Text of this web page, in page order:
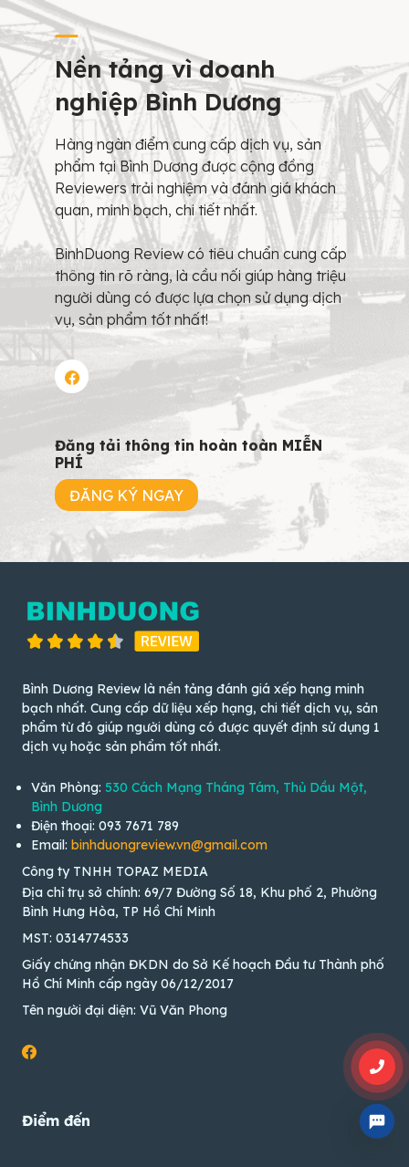
Nền tảng vì doanh
nghiệp Bình Dương
Hàng ngàn điểm cung cấp dịch vụ, sản
phẩm tại Bình Dương được cộng đồng
Reviewers trải nghiệm và đánh giá khách
quan, minh bạch, chi tiết nhất.
BinhDuong Review có tiêu chuẩn cung cấp
thông tin rõ ràng, là cầu nối giúp hàng triệu
người dùng có được lựa chọn sử dụng dịch
vụ, sản phẩm tốt nhất!
Đăng tải thông tin hoàn toàn MIỄN
PHÍ
ĐĂNG KÝ NGAY
Bình Dương Review là nền tảng đánh giá xếp hạng minh
bạch nhất. Cung cấp dữ liệu xếp hạng, chi tiết dịch vụ, sản
phẩm từ đó giúp người dùng có được quyết định sử dụng 1
dịch vụ hoặc sản phẩm tốt nhất.
Văn Phòng: 530 Cách Mạng Tháng Tám, Thủ Dầu Một,
Bình Dương
Điện thoại: 093 7671 789
Email: binhduongreview.vn@gmail.com
Công ty TNHH TOPAZ MEDIA
Địa chỉ trụ sở chính: 69/7 Đường Số 18, Khu phố 2, Phường
Bình Hưng Hòa, TP Hồ Chí Minh
MST: 0314774533
Giấy chứng nhận ĐKDN do Sở Kế hoạch Đầu tư Thành phố
Hồ Chí Minh cấp ngày 06/12/2017
Tên người đại diện: Vũ Văn Phong
Điểm đến